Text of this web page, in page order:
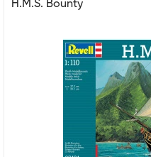
H.M.S. Bounty